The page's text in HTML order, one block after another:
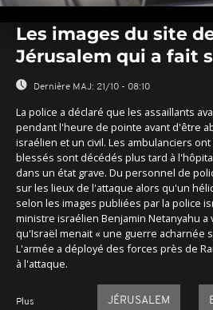
seconds
seconds
Les images du site
Jérusalem qui a fait
Dernière MAJ: 21/10 - 08:10
La police a déclaré que les assaillants
pendant l'heure de pointe avant d'être
israélien et un civil. Les ambulanciers
blessés sont décédés plus tard à
dans un état grave. Du personnel de
sur les lieux de l'attaque alors qu'un
selon les images publiées par la police
ministre israélien Benjamin Netanyahu a
qu'Israël menait « une guerre acharnée
L'armée a déployé des forces près de
à l'attaque.
Plus
JÉRUSALEM